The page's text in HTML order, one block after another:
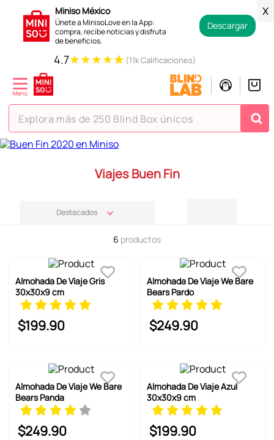
Miniso México
Únete a MinisoLove en la App:
compra, recibe noticias y disfruta
de beneficios.
Descargar
X
4.7★★★★★ (11k Calificaciones)
Explora más de 250 Blind Box únicos
Viajes Buen Fin
Destacados
6 productos
Almohada De Viaje Gris
30x30x9 cm
$199.90
Almohada De Viaje We Bare
Bears Pardo
$249.90
Almohada De Viaje We Bare
Bears Panda
$249.90
Almohada De Viaje Azul
30x30x9 cm
$199.90